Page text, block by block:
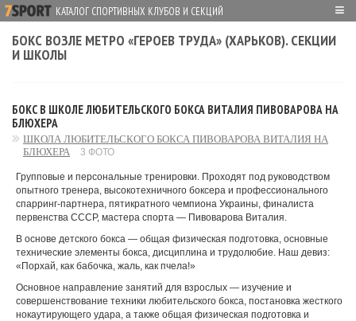
КАТАЛОГ СПОРТИВНЫХ КЛУБОВ И СЕКЦИЙ ≡
БОКС ВОЗЛЕ МЕТРО «ГЕРОЕВ ТРУДА» (ХАРЬКОВ). СЕКЦИИ
И ШКОЛЫ
БОКС В ШКОЛЕ ЛЮБИТЕЛЬСКОГО БОКСА ВИТАЛИЯ ПИВОВАРОВА НА
БЛЮХЕРА
ШКОЛА ЛЮБИТЕЛЬСКОГО БОКСА ПИВОВАРОВА ВИТАЛИЯ НА
БЛЮХЕРА
3 ФОТО
Групповые и персональные тренировки. Проходят под руководством
опытного тренера, высокотехничного боксера и профессионального
спарринг-партнера, пятикратного чемпиона Украины, финалиста
первенства СССР, мастера спорта — Пивоварова Виталия.
В основе детского бокса — общая физическая подготовка, основные
технические элементы бокса, дисциплина и трудолюбие. Наш девиз:
«Порхай, как бабочка, жаль, как пчела!»
Основное направление занятий для взрослых — изучение и
совершенствование техники любительского бокса, постановка жесткого
нокаутирующего удара, а также общая физическая подготовка и